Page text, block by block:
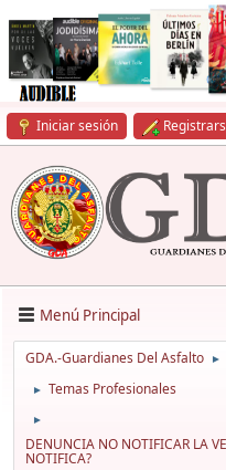
Iniciar sesión
Menú Principal
GDA.-Guardianes Del Asfalto ►
► Temas Profesionales
►
DENUNCIA NO NOTIFICAR LA
NOTIFICA?